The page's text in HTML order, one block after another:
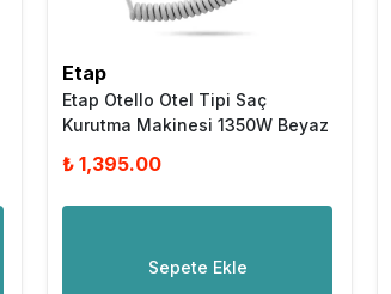
Etap
Etap Otello Otel Tipi Saç
Kurutma Makinesi 1350W Beyaz
₺ 1,395.00
Sepete Ekle